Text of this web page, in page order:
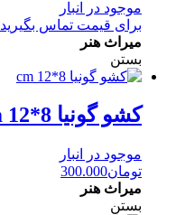
موجود در انبار
برای قیمت تماس بگیرید
میراث هنر
بستن
کشو گونیا 8*12 cm
موجود در انبار
تومان300.000
میراث هنر
بستن